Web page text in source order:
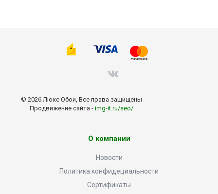
© 2026 Люкс Обои, Все права защищены
Продвижение сайта - img-it.ru/seo/
О компании
Новости
Политика конфидециальности
Сертификаты